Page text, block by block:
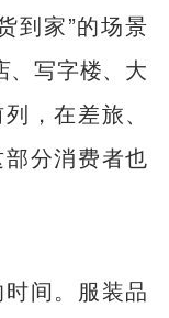
到家”的场景
、写字楼、大
，在差旅、
分消费者也
间。服装品